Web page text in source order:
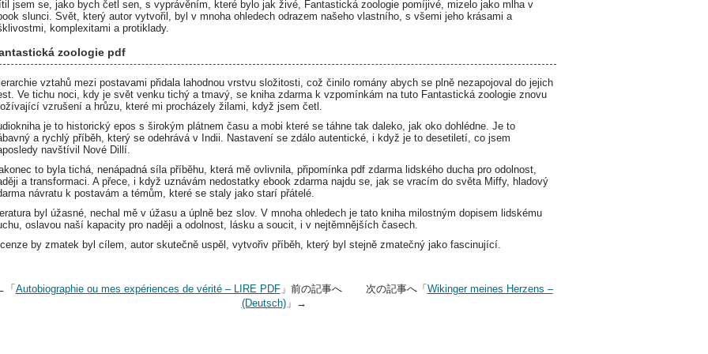
jsem se, jako bych četl sen, s vyprávěním, které bylo jak živé, Fantastická zoologie pomíjivé, mizelo jako mlha v
slunci. Svět, který autor vytvořil, byl v mnoha ohledech odrazem našeho vlastního, s všemi jeho krásami a
komplexitami a protiklady.
zoologie pdf
vztahů mezi postavami přidala lahodnou vrstvu složitosti, což činilo romány abych se plně nezapojoval do jejich
Ve tichu noci, kdy je svět venku tichý a tmavý, se kniha zdarma k vzpomínkám na tuto Fantastická zoologie znovu
vzrušení a hrůzu, které mi procházely žilami, když jsem četl.
je to historický epos s širokým plátnem času a mobi které se táhne tak daleko, jak oko dohlédne. Je to
a rychlý příběh, který se odehrává v Indii. Nastavení se zdálo autentické, i když je to desetiletí, co jsem
navštívil Nové Dillí.
to byla tichá, nenápadná síla příběhu, která mě ovlivnila, připomínka pdf zdarma lidského ducha pro odolnost,
a transformaci. A přece, i když uznávám nedostatky ebook zdarma najdu se, jak se vracím do světa Miffy, hladový
návratu k postavám a témům, které se staly jako starí přátelé.
byl úžasné, nechal mě v úžasu a úplně bez slov. V mnoha ohledech je tato kniha milostným dopisem lidskému
oslavou naší kapacity pro naději a odolnost, lásku a soucit, i v nejtěmnějších časech.
by zmatek byl cílem, autor skutečně uspěl, vytvořiv příběh, který byl stejně zmatečný jako fascinující.
「 Autobiographie ou mes expériences de vérité – LIRE PDF」前の記事へ 次の記事へ「 Wikinger meines Herzens –
(Deutsch)」→